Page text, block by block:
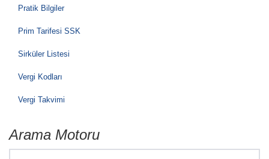
Pratik Bilgiler
Prim Tarifesi SSK
Sirküler Listesi
Vergi Kodları
Vergi Takvimi
Arama Motoru